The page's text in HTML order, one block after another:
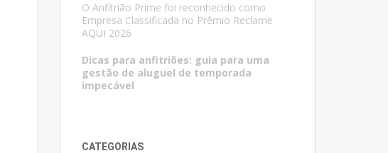
O Anfitrião Prime foi reconhecido como
Empresa Classificada no Prêmio Reclame
AQUI 2026
Dicas para anfitriões: guia para uma
gestão de aluguel de temporada
impecável
CATEGORIAS